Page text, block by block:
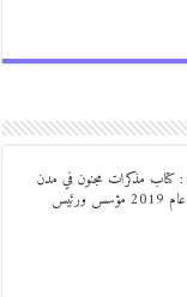
مذكرات مجنون في مدن
مجنونة عام 2018 كتاب كلمات مبتورة عام 2019 مؤسس ورئيس